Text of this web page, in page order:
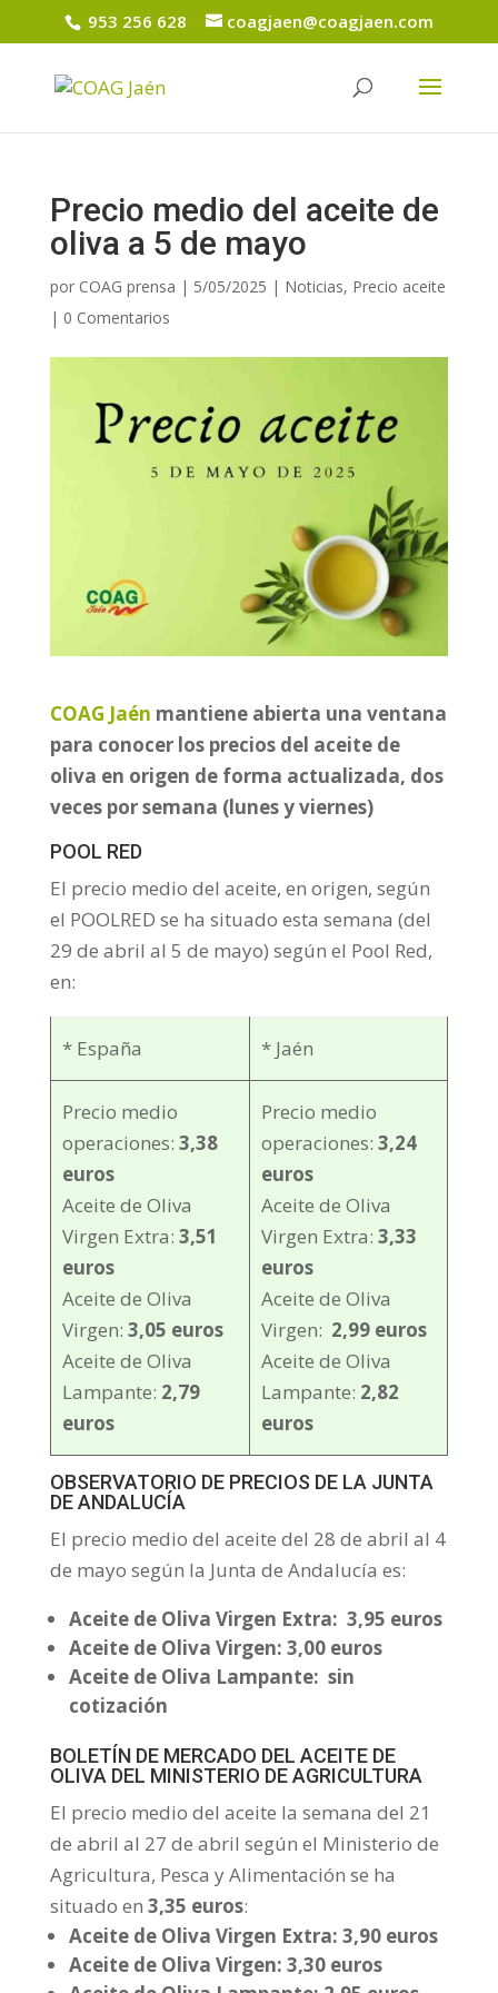
953 256 628 coagjaen@coagjaen.com
Precio medio del aceite de
oliva a 5 de mayo
por COAG prensa | 5/05/2025 | Noticias, Precio aceite
| 0 Comentarios
COAG Jaén mantiene abierta una ventana
para conocer los precios del aceite de
oliva en origen de forma actualizada, dos
veces por semana (lunes y viernes)
POOL RED
El precio medio del aceite, en origen, según
el POOLRED se ha situado esta semana (del
29 de abril al 5 de mayo) según el Pool Red,
en:
* España * Jaén
Precio medio
operaciones: 3,38
euros
Aceite de Oliva
Virgen Extra: 3,51
euros
Aceite de Oliva
Virgen: 3,05 euros
Aceite de Oliva
Lampante: 2,79
euros
Precio medio
operaciones: 3,24
euros
Aceite de Oliva
Virgen Extra: 3,33
euros
Aceite de Oliva
Virgen: 2,99 euros
Aceite de Oliva
Lampante: 2,82
euros
OBSERVATORIO DE PRECIOS DE LA JUNTA
DE ANDALUCÍA
El precio medio del aceite del 28 de abril al 4
de mayo según la Junta de Andalucía es:
Aceite de Oliva Virgen Extra: 3,95 euros
Aceite de Oliva Virgen: 3,00 euros
Aceite de Oliva Lampante: sin
cotización
BOLETÍN DE MERCADO DEL ACEITE DE
OLIVA DEL MINISTERIO DE AGRICULTURA
El precio medio del aceite la semana del 21
de abril al 27 de abril según el Ministerio de
Agricultura, Pesca y Alimentación se ha
situado en 3,35 euros:
Aceite de Oliva Virgen Extra: 3,90 euros
Aceite de Oliva Virgen: 3,30 euros